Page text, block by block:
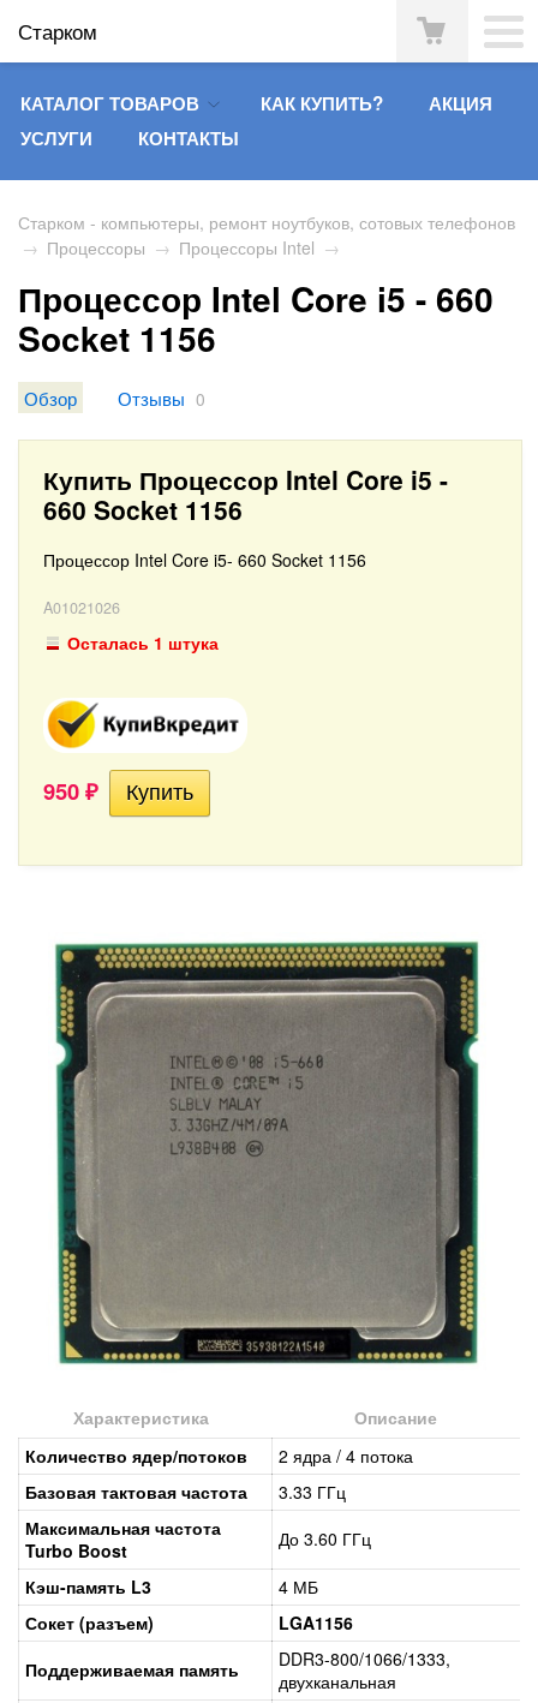
Старком
КАТАЛОГ ТОВАРОВ КАК КУПИТЬ?
АКЦИЯ
УСЛУГИ
КОНТАКТЫ
Старком - компьютеры, ремонт ноутбуков, сотовых телефонов
→ Процессоры → Процессоры Intel →
Процессор Intel Core i5 - 660
Socket 1156
Обзор Отзывы 0
Купить Процессор Intel Core i5 -
660 Socket 1156
Процессор Intel Core i5- 660 Socket 1156
A01021026
Осталась 1 штука
950 ₽
Характеристика
Описание
Количество ядер/потоков
2 ядра / 4 потока
Базовая тактовая частота
3.33 ГГц
Максимальная частота
Turbo Boost
До 3.60 ГГц
Кэш-память L3
4 МБ
Сокет (разъем)
LGA1156
Поддерживаемая память
DDR3-800/1066/1333,
двухканальная